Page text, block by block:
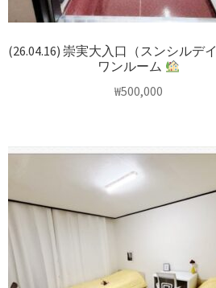
(26.04.16) 崇実大入口（スンシルデ
ワンルーム
₩500,000